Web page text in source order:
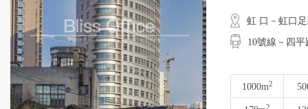
虹 口－虹口
10號線－四平
1000m2
2